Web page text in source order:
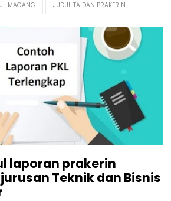
MAGANG JUDUL TA DAN PRAKERIN
laporan prakerin
Teknik dan Bisnis